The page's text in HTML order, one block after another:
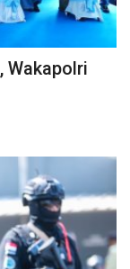
Wakapolri